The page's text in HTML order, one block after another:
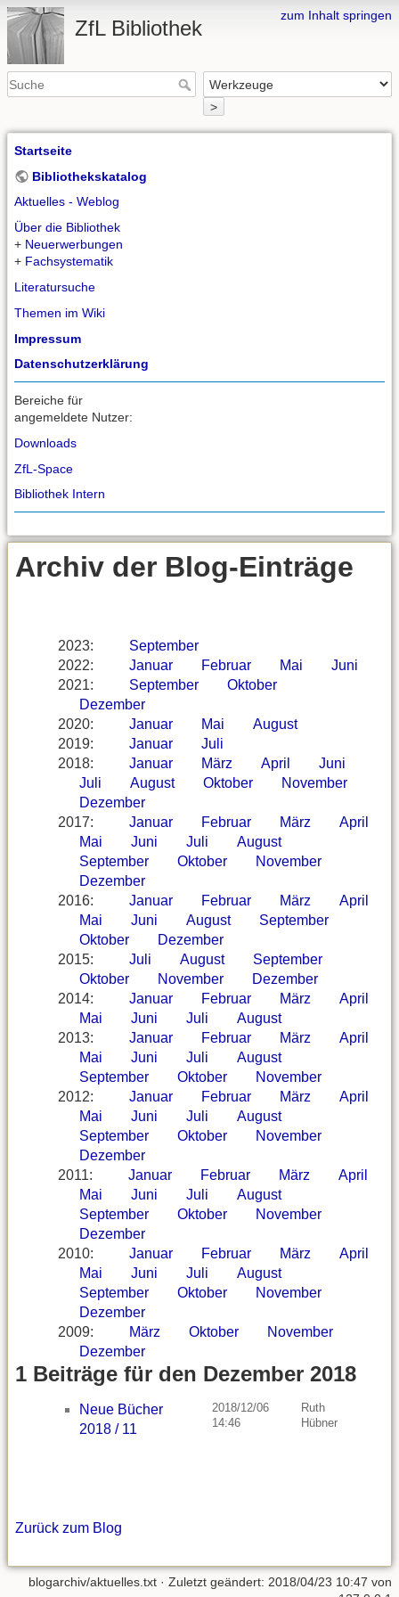
zum Inhalt springen
ZfL Bibliothek
>
Startseite
Bibliothekskatalog
Aktuelles - Weblog
Über die Bibliothek
+ Neuerwerbungen
+ Fachsystematik
Literatursuche
Themen im Wiki
Impressum
Datenschutzerklärung
Bereiche für
angemeldete Nutzer:
Downloads
ZfL-Space
Bibliothek Intern
Archiv der Blog-Einträge
2023:
September
2022: Januar Februar Mai
Juni
2021: September
Oktober
Dezember
2020: Januar Mai
August
2019: Januar
Juli
2018: Januar März April
Juni
Juli
August Oktober
November
Dezember
2017: Januar Februar März
April
Mai
Juni Juli
August
September
Oktober
November
Dezember
2016: Januar Februar März
April
Mai
Juni August
September
Oktober
Dezember
2015: Juli August
September
Oktober
November
Dezember
2014: Januar Februar März
April
Mai
Juni Juli
August
2013: Januar Februar März
April
Mai
Juni Juli
August
September
Oktober
November
2012: Januar Februar März
April
Mai
Juni Juli
August
September
Oktober
November
Dezember
2011: Januar Februar März
April
Mai
Juni Juli
August
September
Oktober
November
Dezember
2010: Januar Februar März
April
Mai
Juni Juli
August
September
Oktober
November
Dezember
2009: März Oktober
November
Dezember
1 Beiträge für den Dezember 2018
Neue Bücher
2018 / 11
2018/12/06
14:46
Ruth
Hübner
Zurück zum Blog
blogarchiv/aktuelles.txt · Zuletzt geändert: 2018/04/23 10:47 von